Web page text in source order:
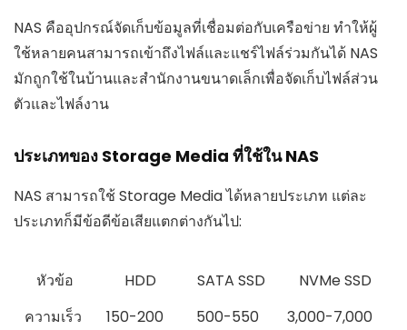
NAS คืออุปกรณ์จัดเก็บข้อมูลที่เชื่อมต่อกับเครือข่าย ทำให้ผู้
ใช้หลายคนสามารถเข้าถึงไฟล์และแชร์ไฟล์ร่วมกันได้ NAS
มักถูกใช้ในบ้านและสำนักงานขนาดเล็กเพื่อจัดเก็บไฟล์ส่วน
ตัวและไฟล์งาน
ประเภทของ Storage Media ที่ใช้ใน NAS
NAS สามารถใช้ Storage Media ได้หลายประเภท แต่ละ
ประเภทก็มีข้อดีข้อเสียแตกต่างกันไป:
หัวข้อ HDD SATA SSD
NVMe SSD
ความเร็ว
150-200
500-550
3,000-7,000